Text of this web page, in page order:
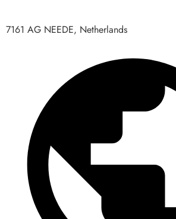
7161 AG NEEDE, Netherlands